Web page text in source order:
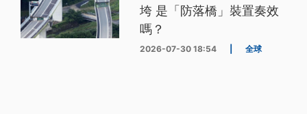
垮 是「防落橋」裝置奏效
嗎？
2026-07-30 18:54 全球